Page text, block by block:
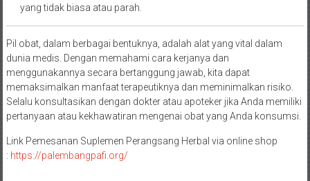
yang tidak biasa atau parah.
Pil obat, dalam berbagai bentuknya, adalah alat yang vital dalam
dunia medis. Dengan memahami cara kerjanya dan
menggunakannya secara bertanggung jawab, kita dapat
memaksimalkan manfaat terapeutiknya dan meminimalkan risiko.
Selalu konsultasikan dengan dokter atau apoteker jika Anda memiliki
pertanyaan atau kekhawatiran mengenai obat yang Anda konsumsi.
Link Pemesanan Suplemen Perangsang Herbal via online shop
: https://palembangpafi.org/